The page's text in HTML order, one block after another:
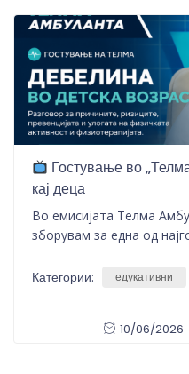
Гостување во
кај деца
Во емисијата Телма
зборувам за една од
Категории: едукативни
10/06/2026